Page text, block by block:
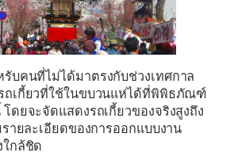
รับคนที่ไม่ได้มาตรงกับช่วงเทศกาล
ถเกี้ยวที่ใช้ในขบวนแห่ได้ที่พิพิธภัณฑ์
ดยจะจัดแสดงรถเกี้ยวของจริงสูงถึง
ายละเอียดของการออกแบบงาน
ใกล้ชิด